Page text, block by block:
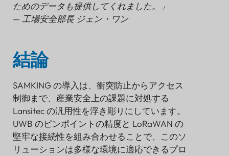
ためのデータも提供してくれました。」
— 工場安全部長 ジェン・ワン
結論
SAMKING の導入は、衝突防止からアクセス
制御まで、産業安全上の課題に対処する
Lansitec の汎用性を浮き彫りにしています。
UWB のピンポイントの精度と LoRaWAN の
堅牢な接続性を組み合わせることで、このソ
リューションは多様な環境に適応できるプロ